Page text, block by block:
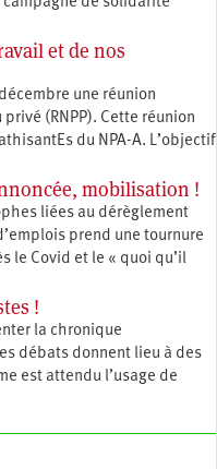
et de nos
une réunion
(RNPP). Cette réunion
du NPA-A. L’objectif
mobilisation !
liées au dérèglement
prend une tournure
le Covid et le « quoi qu’il
!
la chronique
débats donnent lieu à des
est attendu l’usage de